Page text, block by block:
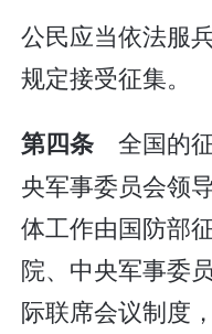
公民应当依法服
规定接受征集。
第四条 全国的
央军事委员会领
体工作由国防部
院、中央军事委
际联席会议制度